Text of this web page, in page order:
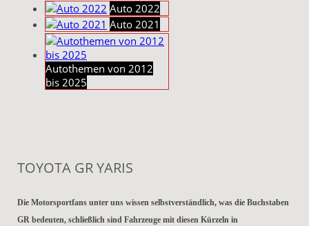
Auto 2022
Auto 2021
Autothemen von 2012
bis 2025
TOYOTA GR YARIS
Die Motorsportfans unter uns wissen selbstverständlich, was die Buchstaben
GR bedeuten, schließlich sind Fahrzeuge mit diesen Kürzeln in